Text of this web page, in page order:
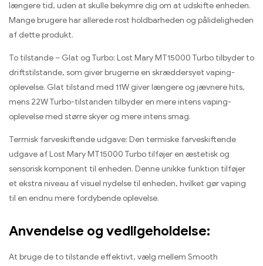
længere tid, uden at skulle bekymre dig om at udskifte enheden.
Mange brugere har allerede rost holdbarheden og pålideligheden
af ​​dette produkt.
To tilstande – Glat og Turbo: Lost Mary MT15000 Turbo tilbyder to
driftstilstande, som giver brugerne en skræddersyet vaping-
oplevelse. Glat tilstand med 11W giver længere og jævnere hits,
mens 22W Turbo-tilstanden tilbyder en mere intens vaping-
oplevelse med større skyer og mere intens smag.
Termisk farveskiftende udgave: Den termiske farveskiftende
udgave af Lost Mary MT15000 Turbo tilføjer en æstetisk og
sensorisk komponent til enheden. Denne unikke funktion tilføjer
et ekstra niveau af visuel nydelse til enheden, hvilket gør vaping
til en endnu mere fordybende oplevelse.
Anvendelse og vedligeholdelse:
At bruge de to tilstande effektivt, vælg mellem Smooth